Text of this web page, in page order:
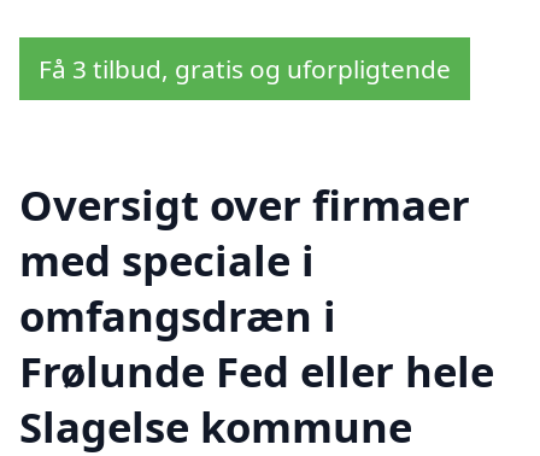
Få 3 tilbud, gratis og uforpligtende
Oversigt over firmaer
med speciale i
omfangsdræn i
Frølunde Fed eller hele
Slagelse kommune